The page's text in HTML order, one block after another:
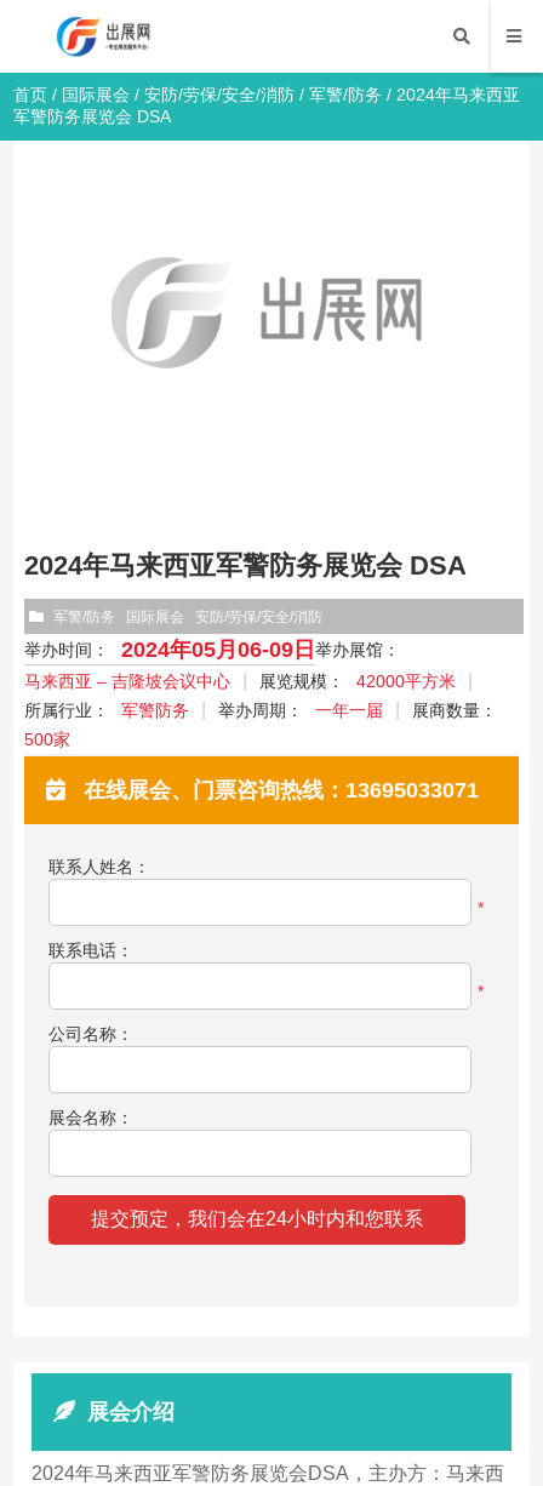
首页 / 国际展会 /安防/劳保/安全/消防 /军警/防务 / 2024年马来西亚
军警防务展览会 DSA
2024年马来西亚军警防务展览会 DSA
军警/防务 国际展会 安防/劳保/安全/消防
举办时间： 2024年05月06-09日 举办展馆：
马来西亚 – 吉隆坡会议中心
展览规模：
42000平方米
所属行业：
军警防务 举办周期： 一年一届
展商数量：
500家
在线展会、门票咨询热线：13695033071
联系人姓名：
*
联系电话：
*
公司名称：
展会名称：
展会介绍
2024年马来西亚军警防务展览会DSA，主办方：马来西